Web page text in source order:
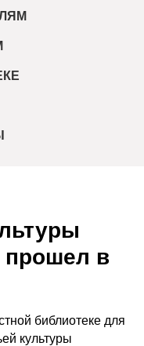
прошел в
библиотеке для
культуры